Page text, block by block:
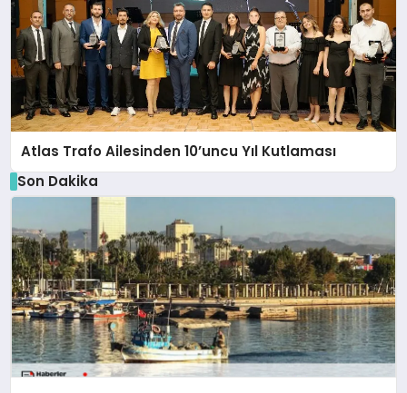
Atlas Trafo Ailesinden 10’uncu Yıl Kutlaması
Son Dakika